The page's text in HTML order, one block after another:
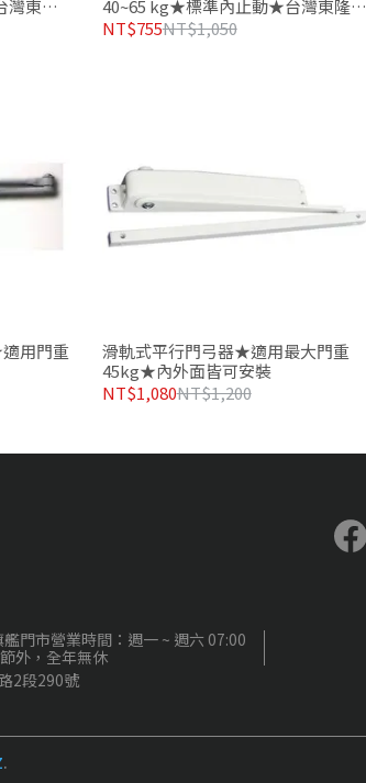
東隆
40~65 kg★標準內止動★台灣東隆五
金製造品質有保證
NT$755NT$1,050
用門重
滑軌式平行門弓器★適用最大門重
45kg★內外面皆可安裝
NT$1,080NT$1,200
門市營業時間：週一 ~ 週六 07:00
外，全年無休
2段290號
.